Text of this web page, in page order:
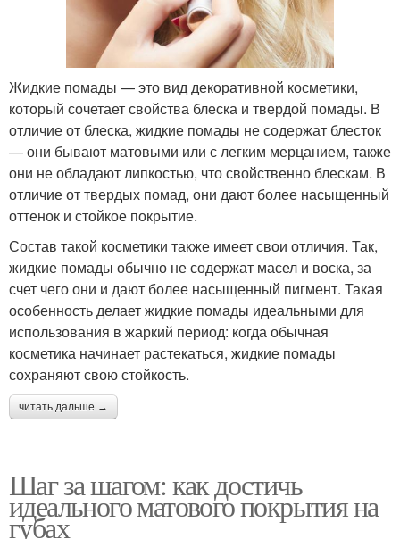
Жидкие помады — это вид декоративной косметики,
который сочетает свойства блеска и твердой помады. В
отличие от блеска, жидкие помады не содержат блесток
— они бывают матовыми или с легким мерцанием, также
они не обладают липкостью, что свойственно блескам. В
отличие от твердых помад, они дают более насыщенный
оттенок и стойкое покрытие.
Состав такой косметики также имеет свои отличия. Так,
жидкие помады обычно не содержат масел и воска, за
счет чего они и дают более насыщенный пигмент. Такая
особенность делает жидкие помады идеальными для
использования в жаркий период: когда обычная
косметика начинает растекаться, жидкие помады
сохраняют свою стойкость.
читать дальше →
Шаг за шагом: как достичь
идеального матового покрытия на
губах